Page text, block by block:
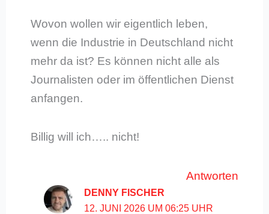
Wovon wollen wir eigentlich leben,
wenn die Industrie in Deutschland nicht
mehr da ist? Es können nicht alle als
Journalisten oder im öffentlichen Dienst
anfangen.
Billig will ich….. nicht!
Antworten
DENNY FISCHER
12. JUNI 2026 UM 06:25 UHR